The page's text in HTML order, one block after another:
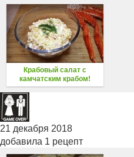
Крабовый салат с
камчатским крабом!
21 декабря 2018
добавила 1 рецепт